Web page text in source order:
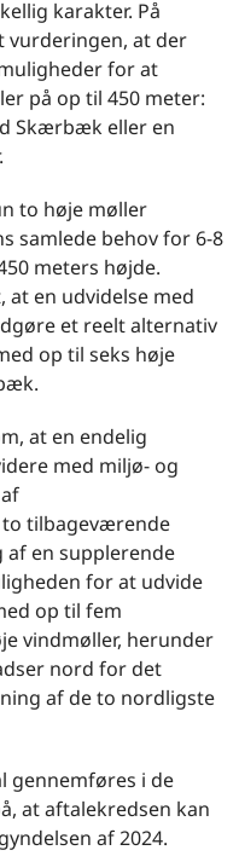
karakter. På
vurderingen, at der
for at
på op til 450 meter:
Skærbæk eller en
to høje møller
samlede behov for 6-8
meters højde.
at en udvidelse med
et reelt alternativ
op til seks høje
at en endelig
med miljø- og
tilbageværende
en supplerende
for at udvide
op til fem
vindmøller, herunder
nord for det
af de to nordligste
gennemføres i de
at aftalekredsen kan
af 2024.